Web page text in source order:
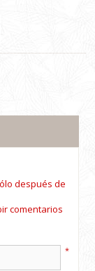
después de
comentarios
*